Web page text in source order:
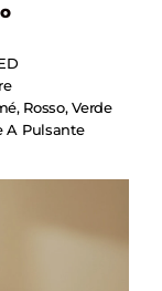
Rosso, Verde
A Pulsante